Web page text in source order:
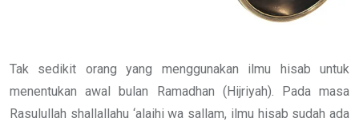
Tak sedikit orang yang menggunakan ilmu hisab untuk
menentukan awal bulan Ramadhan (Hijriyah). Pada masa
Rasulullah shallallahu ‘alaihi wa sallam, ilmu hisab sudah ada